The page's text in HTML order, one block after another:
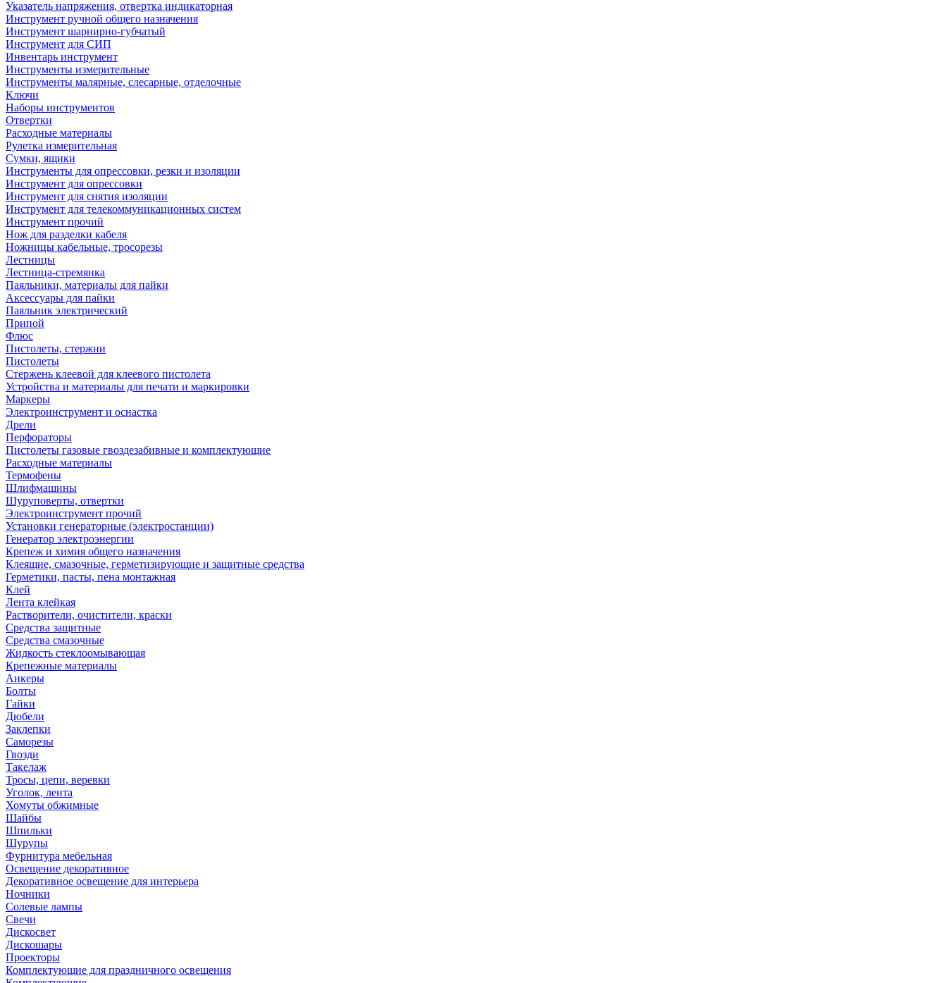
Указатель напряжения, отвертка индикаторная
Инструмент ручной общего назначения
Инструмент шарнирно-губчатый
Инструмент для СИП
Инвентарь инструмент
Инструменты измерительные
Инструменты малярные, слесарные, отделочные
Ключи
Наборы инструментов
Отвертки
Расходные материалы
Рулетка измерительная
Сумки, ящики
Инструменты для опрессовки, резки и изоляции
Инструмент для опрессовки
Инструмент для снятия изоляции
Инструмент для телекоммуникационных систем
Инструмент прочий
Нож для разделки кабеля
Ножницы кабельные, тросорезы
Лестницы
Лестница-стремянка
Паяльники, материалы для пайки
Аксессуары для пайки
Паяльник электрический
Припой
Флюс
Пистолеты, стержни
Пистолеты
Стержень клеевой для клеевого пистолета
Устройства и материалы для печати и маркировки
Маркеры
Электроинструмент и оснастка
Дрели
Перфораторы
Пистолеты газовые гвоздезабивные и комплектующие
Расходные материалы
Термофены
Шлифмашины
Шуруповерты, отвертки
Электроинструмент прочий
Установки генераторные (электростанции)
Генератор электроэнергии
Крепеж и химия общего назначения
Клеящие, смазочные, герметизирующие и защитные средства
Герметики, пасты, пена монтажная
Клей
Лента клейкая
Растворители, очистители, краски
Средства защитные
Средства смазочные
Жидкость стеклоомывающая
Крепежные материалы
Анкеры
Болты
Гайки
Дюбели
Заклепки
Саморезы
Гвозди
Такелаж
Тросы, цепи, веревки
Уголок, лента
Хомуты обжимные
Шайбы
Шпильки
Шурупы
Фурнитура мебельная
Освещение декоративное
Декоративное освещение для интерьера
Ночники
Солевые лампы
Свечи
Дискосвет
Дискошары
Проекторы
Комплектующие для праздничного освещения